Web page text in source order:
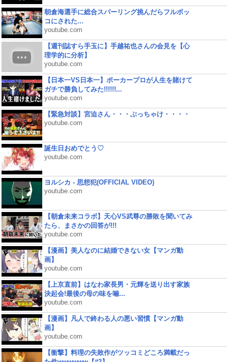
朝倉海選手に総合スパーリング挑んだらフルボッ
コにされた...
youtube.com
【週刊誌すら手玉に】手越祐也さんの会見を【心
理学的に分析】
youtube.com
【日本一VS日本一】ポーカープロが人生を賭けて
ガチで勝負してみた!!!!!!...
youtube.com
【緊急対談】宮迫さん・・・ぶっちゃけ・・・・
youtube.com
誕生日おめでとう♡
youtube.com
ヨルシカ - 思想犯(OFFICIAL VIDEO)
youtube.com
【朝倉未来コラボ】天心VS武尊の勝敗を聞いてみ
たら、まさかの回答が!!!
youtube.com
【漫画】美人なのに結婚できない女【マンガ動
画】
youtube.com
【上京直前】はなわ家長男・元輝を送り出す家族
決起会!最後の母の味を噛...
youtube.com
【漫画】凡人で終わる人の悪い習慣【マンガ動
画】
youtube.com
【衝撃】料理の失敗作がツッコミどころ満載だっ